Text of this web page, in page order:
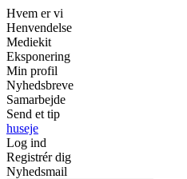
Hvem er vi
Henvendelse
Mediekit
Eksponering
Min profil
Nyhedsbreve
Samarbejde
Send et tip
huseje
Log ind
Registrér dig
Nyhedsmail